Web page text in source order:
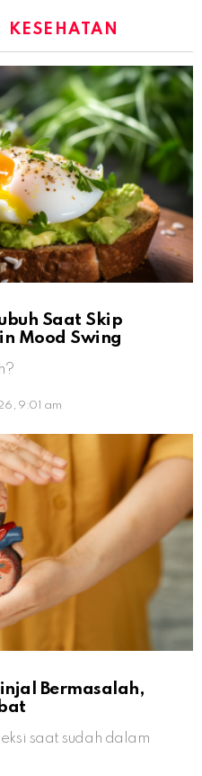
KESEHATAN
Saat Skip
Mood Swing
9:01 am
Bermasalah,
saat sudah dalam